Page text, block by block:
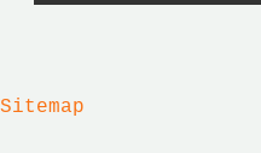
Sitemap